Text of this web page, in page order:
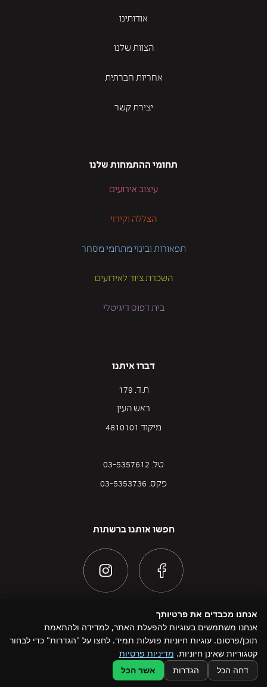
אודותינו
הצוות שלנו
אחריות חברתית
יצירת קשר
תחומי ההתמחות שלנו
עיצוב אירועים
הצללה וקירוי
תפאורות ובינוי מתחמי מסחר
השכרת ציוד לאירועים
בית דפוס דיגיטלי
דברו איתנו
ת.ד. 179
ראש העין
מיקוד 4810101
טל. 03-5357612
פקס. 03-5353736
חפשו אותנו ברשתות
@ כל הזכויות שמורות להדוניזם 2026
Design by Namelesspace
אנחנו מכבדים את פרטיותך
אנחנו משתמשים בעוגיות להפעלת האתר, למדידה ולהתאמת
תוכן/פרסום. עוגיות חיוניות פועלות תמיד. לחצו על "הגדרות" כדי לבחור
קטגוריות שאינן חיוניות. מדיניות פרטיות
דחה הכל
הגדרות אשר הכל